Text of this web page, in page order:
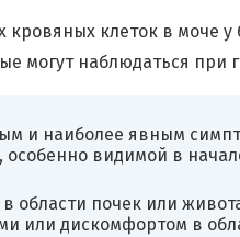
клеток в моче
могут наблюдаться при
и наиболее явным
особенно видимой в
области почек или
или дискомфортом в